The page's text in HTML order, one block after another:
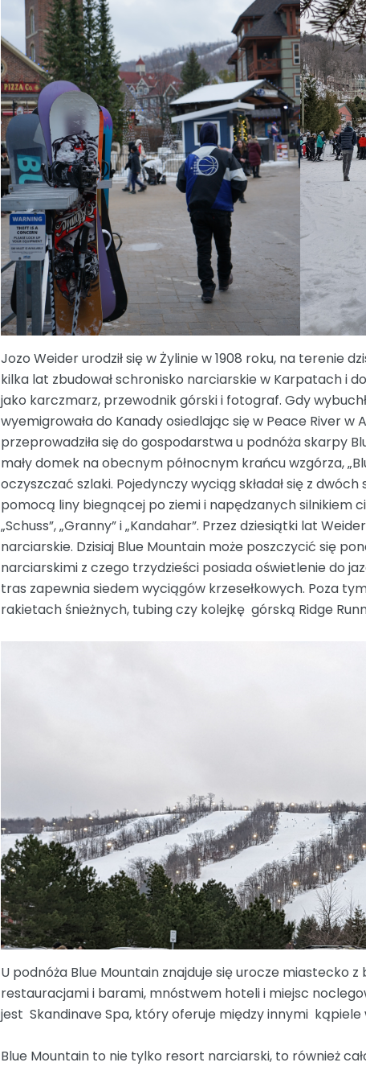
Jozo Weider urodził się w Żylinie w 1908 roku, na terenie
kilka lat zbudował schronisko narciarskie w Karpatach i
jako karczmarz, przewodnik górski i fotograf. Gdy
wyemigrowała do Kanady osiedlając się w Peace River w
przeprowadziła się do gospodarstwa u podnóża skarpy
mały domek na obecnym północnym krańcu wzgórza,
oczyszczać szlaki. Pojedynczy wyciąg składał się z
pomocą liny biegnącej po ziemi i napędzanych silnikiem
„Schuss”, „Granny” i „Kandahar”. Przez dziesiątki lat
narciarskie. Dzisiaj Blue Mountain może poszczycić się
narciarskimi z czego trzydzieści posiada oświetlenie do
tras zapewnia siedem wyciągów krzesełkowych. Poza
rakietach śnieżnych, tubing czy kolejkę górską Ridge
U podnóża Blue Mountain znajduje się urocze miastecko
restauracjami i barami, mnóstwem hoteli i miejsc
jest Skandinave Spa, który oferuje między innymi
Blue Mountain to nie tylko resort narciarski, to również